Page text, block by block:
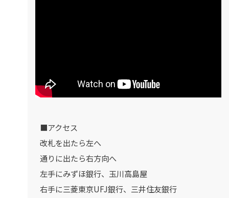
■アクセス
改札を出たら左へ
通りに出たら右方向へ
左手にみずほ銀行、玉川高島屋
右手に三菱東京UFJ銀行、三井住友銀行